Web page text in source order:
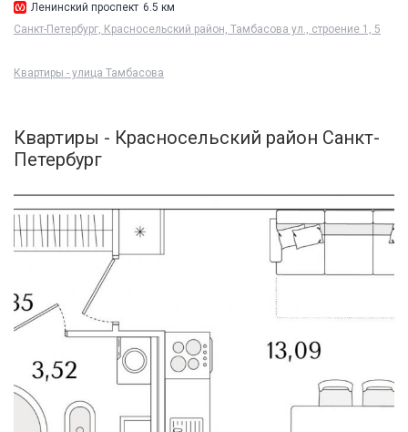
Ленинский проспект 6.5 км
Санкт-Петербург, Красносельский район, Тамбасова ул., строение 1, 5
Квартиры - улица Тамбасова
Квартиры - Красносельский район Санкт-
Петербург